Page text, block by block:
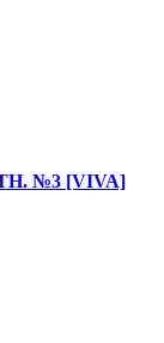
№3 [VIVA]